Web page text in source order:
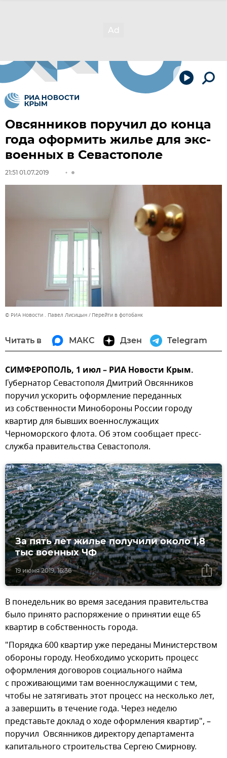
Овсянников поручил до конца
года оформить жилье для экс-
военных в Севастополе
21:51 01.07.2019
© РИА Новости . Павел Лисицын Перейти в фотобанк
Читать в МАКС Дзен Telegram
СИМФЕРОПОЛЬ, 1 июл – РИА Новости Крым.
Губернатор Севастополя Дмитрий Овсянников
поручил ускорить оформление переданных
из собственности Минобороны России городу
квартир для бывших военнослужащих
Черноморского флота. Об этом сообщает пресс-
служба правительства Севастополя.
19 июня 2019, 16:36
За пять лет жилье получили около 1,8
тыс военных ЧФ
В понедельник во время заседания правительства
было принято распоряжение о принятии еще 65
квартир в собственность города.
"Порядка 600 квартир уже переданы Министерством
обороны городу. Необходимо ускорить процесс
оформления договоров социального найма
с проживающими там военнослужащими с тем,
чтобы не затягивать этот процесс на несколько лет,
а завершить в течение года. Через неделю
представьте доклад о ходе оформления квартир", –
поручил Овсянников директору департамента
капитального строительства Сергею Смирнову.